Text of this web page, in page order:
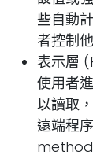
些自動
者控制
表示層
使用者
以讀取
遠端程
method